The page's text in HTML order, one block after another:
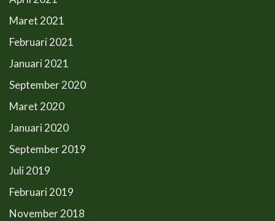
Maret 2021
Februari 2021
Januari 2021
September 2020
Maret 2020
Januari 2020
September 2019
Juli 2019
Februari 2019
November 2018